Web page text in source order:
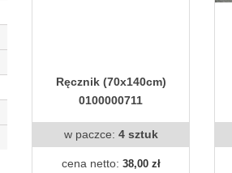
Ręcznik (70x140cm)
0100000711
w paczce: 4 sztuk
cena netto: 38,00 zł